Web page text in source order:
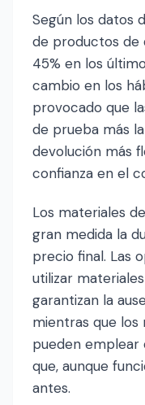
Según los datos
de productos de
45% en los
cambio en los
provocado que
de prueba más
devolución más
confianza en el
Los materiales
gran medida la
precio final. Las
utilizar
garantizan la
mientras que los
pueden emplear
que, aunque
antes.